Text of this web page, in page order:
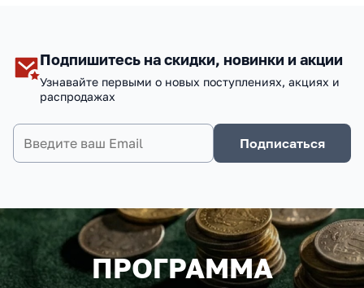
Подпишитесь на скидки, новинки и акции
Узнавайте первыми о новых поступлениях, акциях и
распродажах
Подписаться
ПРОГРАММА